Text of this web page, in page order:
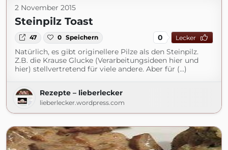
2 November 2015
Steinpilz Toast
47 0 Speichern 0 Lecker
Natürlich, es gibt originellere Pilze als den Steinpilz.
Z.B. die Krause Glucke (Verarbeitungsideen hier und
hier) stellvertretend für viele andere. Aber für (...)
Rezepte – lieberlecker
lieberlecker.wordpress.com